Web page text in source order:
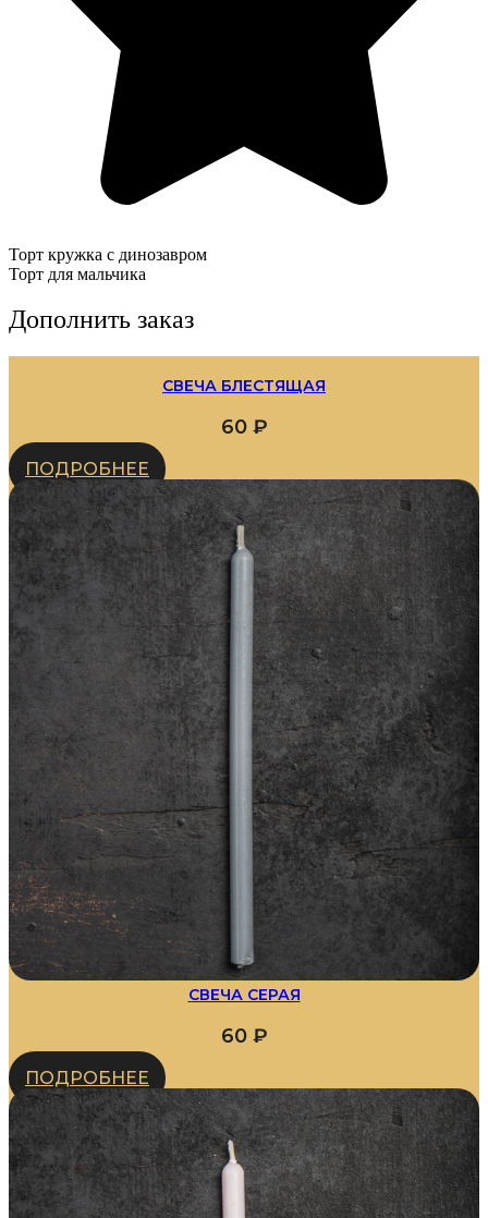
Торт кружка с динозавром
Торт для мальчика
Дополнить заказ
СВЕЧА БЛЕСТЯЩАЯ
60 ₽
ПОДРОБНЕЕ
СВЕЧА СЕРАЯ
60 ₽
ПОДРОБНЕЕ